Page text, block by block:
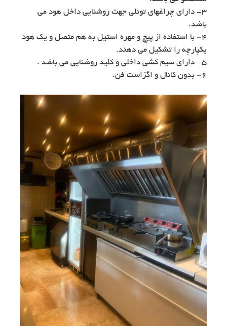
۳- دارای چراغهای تونلی جهت روشنایی داخل هود می
باشد.
۴- با استفاده از پیچ و مهره استیل به هم متصل و یک هود
یکپارچه را تشکیل می دهند.
۵- دارای سیم کشی داخلی و کلید روشنایی می باشد .
۶- بدون کانال و اگزاست فن.